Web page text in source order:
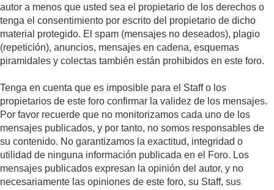
autor a menos que usted sea el propietario de los derechos o
tenga el consentimiento por escrito del propietario de dicho
material protegido. El spam (mensajes no deseados), plagio
(repetición), anuncios, mensajes en cadena, esquemas
piramidales y colectas también están prohibidos en este foro.
Tenga en cuenta que es imposible para el Staff o los
propietarios de este foro confirmar la validez de los mensajes.
Por favor recuerde que no monitorizamos cada uno de los
mensajes publicados, y por tanto, no somos responsables de
su contenido. No garantizamos la exactitud, integridad o
utilidad de ninguna información publicada en el Foro. Los
mensajes publicados expresan la opinión del autor, y no
necesariamente las opiniones de este foro, su Staff, sus